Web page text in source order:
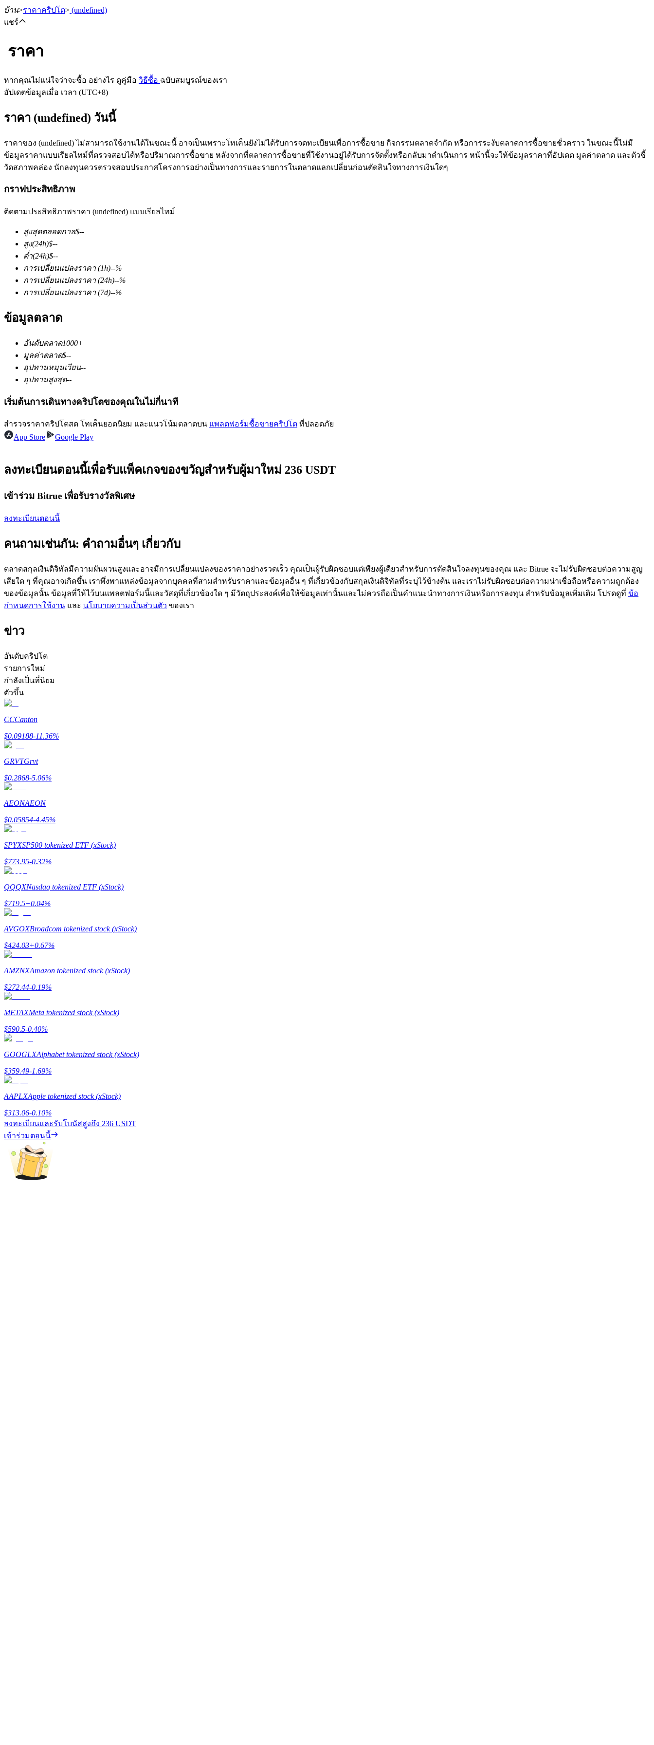
ฟิวเจอร์สสกุลเงินดิจิทัล
TradFi
อนุพันธ์ของหุ้น ฟอเร็กซ์ โลหะมีค่า และสินค้าโภคภัณฑ์
ฟิวเจอร์ส USDC
ฟิวเจอร์สที่ใช้ USDC เป็นหลักประกัน
คัดลอกการซื้อขาย
เป็นเทรดเดอร์คัดลอก
เพลิดเพลินกับการแบ่งปันผลกำไรและค่าคอมมิชชั่นการคัดลอกการซื้อขาย
ข้อมูล
การวิเคราะห์ข้อมูลขนาดใหญ่ รวมถึงข้อมูลการค้า ฯลฯ
แนะนำ
คู่มือเริ่มต้นฟิวเจอร์ส
เรียนรู้วิธีการรักษาผลกำไร
บ้าน>ราคาคริปโต> (undefined)
แชร์
ราคา
หากคุณไม่แน่ใจว่าจะซื้อ อย่างไร ดูคู่มือ วิธีซื้อ ฉบับสมบูรณ์ของเรา
อัปเดตข้อมูลเมื่อ เวลา (UTC+8)
ราคา (undefined) วันนี้
ราคาของ (undefined) ไม่สามารถใช้งานได้ในขณะนี้ อาจเป็นเพราะโทเค็นยังไม่ได้รับการจดทะเบียนเพื่อการซื้อขาย กิจกรรมตลาดจำกัด หรือการระงับตลาดการซื้อขายชั่วคราว ในขณะนี้ไม่มี
ข้อมูลราคาแบบเรียลไทม์ที่ตรวจสอบได้หรือปริมาณการซื้อขาย หลังจากที่ตลาดการซื้อขายที่ใช้งานอยู่ได้รับการจัดตั้งหรือกลับมาดำเนินการ หน้านี้จะให้ข้อมูลราคาที่อัปเดต มูลค่าตลาด และตัวชี้
วัดสภาพคล่อง นักลงทุนควรตรวจสอบประกาศโครงการอย่างเป็นทางการและรายการในตลาดแลกเปลี่ยนก่อนตัดสินใจทางการเงินใดๆ
กราฟประสิทธิภาพ
ติดตามประสิทธิภาพราคา (undefined) แบบเรียลไทม์
สูงสุดตลอดกาล$--
สูง(24h)$--
ต่ำ(24h)$--
การเปลี่ยนแปลงราคา (1h)--%
การเปลี่ยนแปลงราคา (24h)--%
การเปลี่ยนแปลงราคา (7d)--%
ข้อมูลตลาด
อันดับตลาด1000+
มูลค่าตลาด$--
อุปทานหมุนเวียน--
อุปทานสูงสุด--
เริ่มต้นการเดินทางคริปโตของคุณในไม่กี่นาที
สำรวจราคาคริปโตสด โทเค็นยอดนิยม และแนวโน้มตลาดบน แพลตฟอร์มซื้อขายคริปโต ที่ปลอดภัย
App Store
Google Play
ลงทะเบียนตอนนี้เพื่อรับแพ็คเกจของขวัญสำหรับผู้มาใหม่ 236 USDT
เข้าร่วม Bitrue เพื่อรับรางวัลพิเศษ
ลงทะเบียนตอนนี้
คนถามเช่นกัน: คำถามอื่นๆ เกี่ยวกับ
ตลาดสกุลเงินดิจิทัลมีความผันผวนสูงและอาจมีการเปลี่ยนแปลงของราคาอย่างรวดเร็ว คุณเป็นผู้รับผิดชอบแต่เพียงผู้เดียวสำหรับการตัดสินใจลงทุนของคุณ และ Bitrue จะไม่รับผิดชอบต่อความสูญ
เสียใด ๆ ที่คุณอาจเกิดขึ้น เราพึ่งพาแหล่งข้อมูลจากบุคคลที่สามสำหรับราคาและข้อมูลอื่น ๆ ที่เกี่ยวข้องกับสกุลเงินดิจิทัลที่ระบุไว้ข้างต้น และเราไม่รับผิดชอบต่อความน่าเชื่อถือหรือความถูกต้อง
ของข้อมูลนั้น ข้อมูลที่ให้ไว้บนแพลตฟอร์มนี้และวัสดุที่เกี่ยวข้องใด ๆ มีวัตถุประสงค์เพื่อให้ข้อมูลเท่านั้นและไม่ควรถือเป็นคำแนะนำทางการเงินหรือการลงทุน สำหรับข้อมูลเพิ่มเติม โปรดดูที่ ข้อ
กำหนดการใช้งาน และ นโยบายความเป็นส่วนตัว ของเรา
ข่าว
อันดับคริปโต
รายการใหม่
กำลังเป็นที่นิยม
ตัวขึ้น
CCCanton
$0.09188-11.36%
GRVTGrvt
$0.2868-5.06%
AEONAEON
$0.05854-4.45%
SPYXSP500 tokenized ETF (xStock)
$773.95-0.32%
QQQXNasdaq tokenized ETF (xStock)
$719.5+0.04%
AVGOXBroadcom tokenized stock (xStock)
$424.03+0.67%
AMZNXAmazon tokenized stock (xStock)
$272.44-0.19%
METAXMeta tokenized stock (xStock)
$590.5-0.40%
GOOGLXAlphabet tokenized stock (xStock)
$359.49-1.69%
AAPLXApple tokenized stock (xStock)
$313.06-0.10%
ลงทะเบียนและรับโบนัสสูงถึง 236 USDT
เข้าร่วมตอนนี้